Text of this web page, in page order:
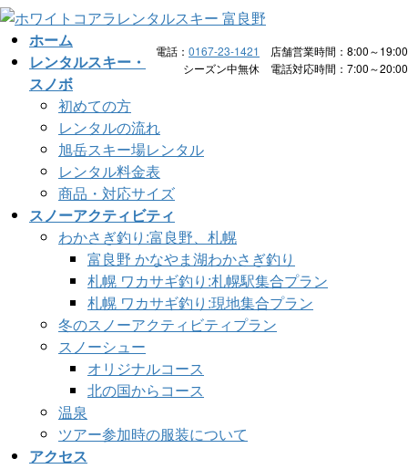
コ
ン
テ
プ
ナ
ビ
ゲ
動
電話： 0167-23-1421
店舗営業時間：8:00～19:00
シーズン中無休 電話対応時間：7:00～20:00
ホーム
レンタルスキー・
スノボ
初めての方
レンタルの流れ
旭岳スキー場レンタル
レンタル料金表
商品・対応サイズ
スノーアクティビティ
わかさぎ釣り:富良野、札幌
富良野 かなやま湖わかさぎ釣り
札幌 ワカサギ釣り:札幌駅集合プラン
札幌 ワカサギ釣り:現地集合プラン
冬のスノーアクティビティプラン
スノーシュー
オリジナルコース
北の国からコース
温泉
ツアー参加時の服装について
アクセス